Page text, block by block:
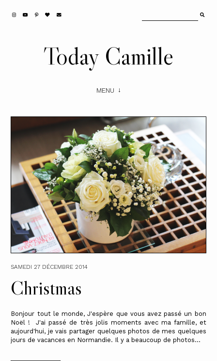
Today Camille
MENU
SAMEDI 27 DÉCEMBRE 2014
Christmas
Bonjour tout le monde, J'espère que vous avez passé un bon
Noël ! J'ai passé de très jolis moments avec ma famille, et
aujourd'hui, je vais partager quelques photos de mes quelques
jours de vacances en Normandie. Il y a beaucoup de photos...